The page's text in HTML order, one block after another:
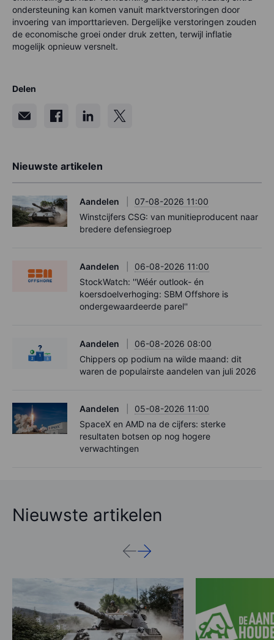
ondersteuning kan komen vanuit marktverstoringen door
invoering van importtarieven. Dergelijke verstoringen zouden
de economische groei onder druk zetten, terwijl inflatie
mogelijk opnieuw versnelt.
Delen
Nieuwste artikelen
Aandelen
07-08-2026 11:00
Winstcijfers CSG: van munitieproducent naar
bredere defensiegroep
Aandelen
06-08-2026 11:00
StockWatch: ''Wéér outlook- én
koersdoelverhoging: SBM Offshore is
ondergewaardeerde parel''
Aandelen
06-08-2026 08:00
Chippers op podium na wilde maand: dit
waren de populairste aandelen van juli 2026
Aandelen
05-08-2026 11:00
SpaceX en AMD na de cijfers: sterke
resultaten botsen op nog hogere
verwachtingen
Nieuwste artikelen